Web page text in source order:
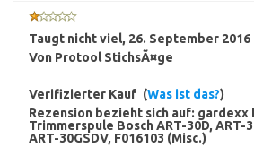
Taugt nicht viel, 26. September 2016
Von Protool StichsÃ¤ge
Verifizierter Kauf (Was ist das?)
Rezension bezieht sich auf: gardexx
Trimmerspule Bosch ART-30D, ART-
ART-30GSDV, F016103 (Misc.)